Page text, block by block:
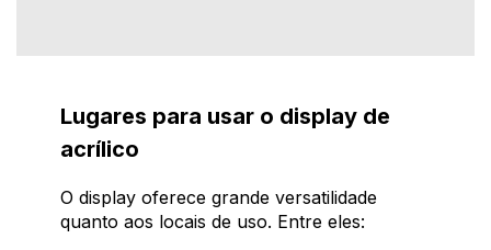
Lugares para usar o display de
acrílico
O display oferece grande versatilidade
quanto aos locais de uso. Entre eles: